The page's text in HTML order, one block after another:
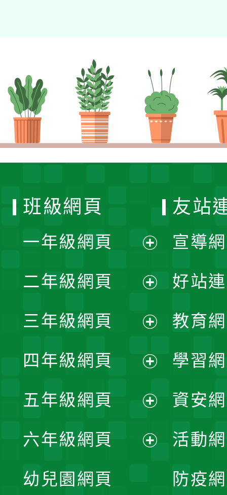
班級網頁
一年級網頁
開
選
單
二年級網頁
開
選
單
三年級網頁
開
選
單
四年級網頁
開
選
五年級網頁
開
六年級網頁
幼兒園網頁
友站
宣導
好站
教育
學習
資安
活動
防疫